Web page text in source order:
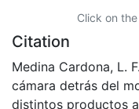
Click on
Citation
Medina Cardona, L.
cámara detrás del
distintos productos